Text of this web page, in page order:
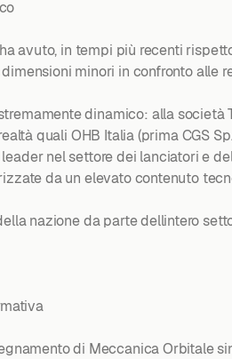
avuto, in tempi più recenti
minori in confronto
dinamico: alla
quali OHB Italia (prima CGS
nel settore dei lanciatori e
da un elevato contenuto
nazione da parte dellintero
di Meccanica Orbitale